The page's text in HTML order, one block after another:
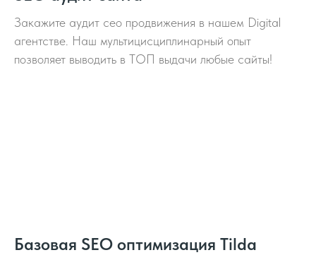
Закажите аудит cео продвижения в нашем Digital
агентстве. Наш мультицисциплинарный опыт
позволяет выводить в ТОП выдачи любые сайты!
Базовая SEO оптимизация Tilda